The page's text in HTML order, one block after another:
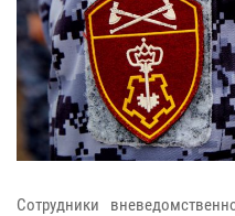
Сотрудники